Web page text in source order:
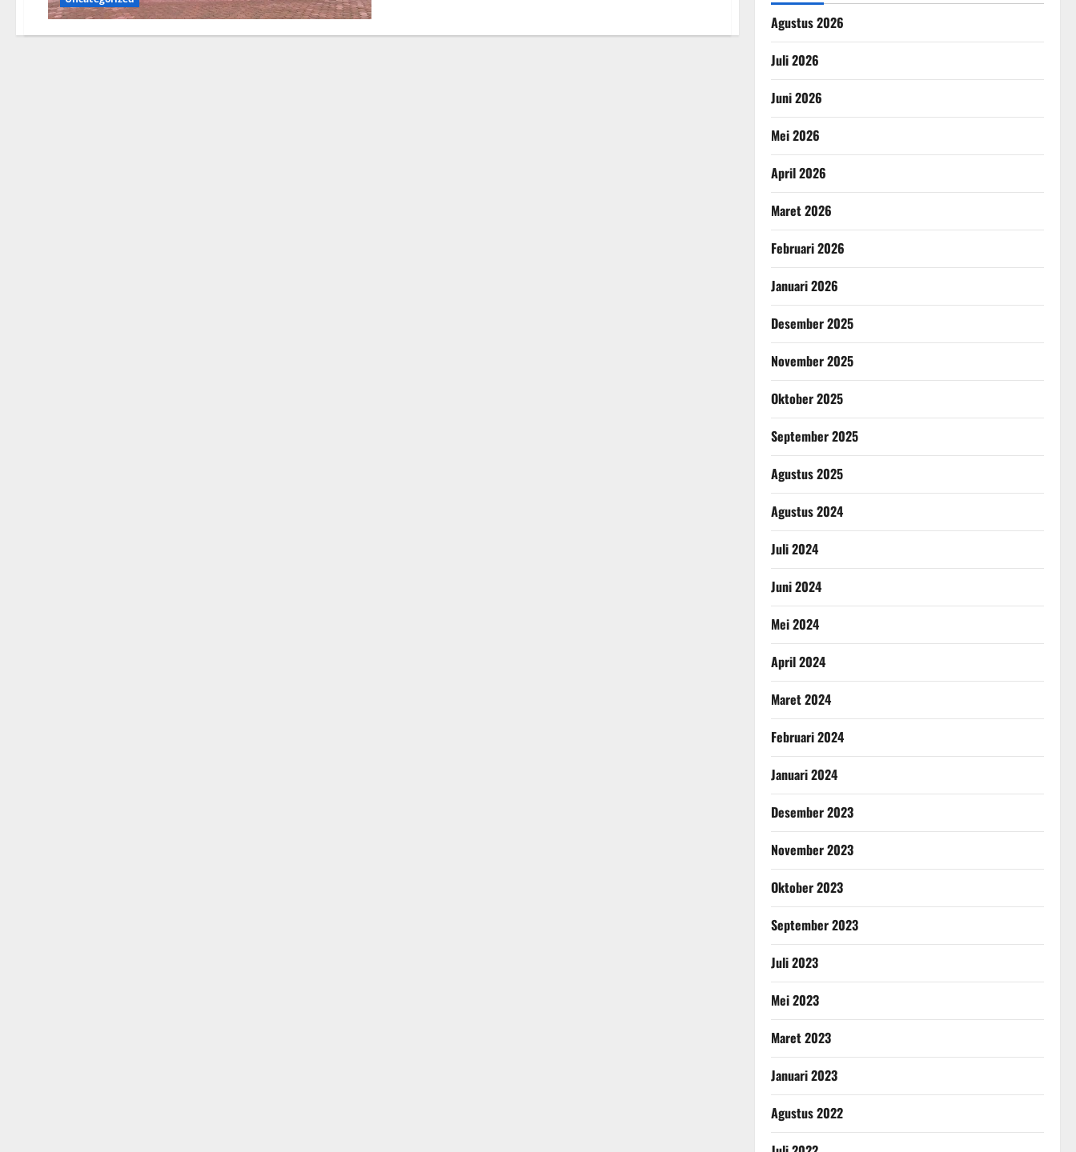
Agustus 2026
Juli 2026
Juni 2026
Mei 2026
April 2026
Maret 2026
Februari 2026
Januari 2026
Desember 2025
November 2025
Oktober 2025
September 2025
Agustus 2025
Agustus 2024
Juli 2024
Juni 2024
Mei 2024
April 2024
Maret 2024
Februari 2024
Januari 2024
Desember 2023
November 2023
Oktober 2023
September 2023
Juli 2023
Mei 2023
Maret 2023
Januari 2023
Agustus 2022